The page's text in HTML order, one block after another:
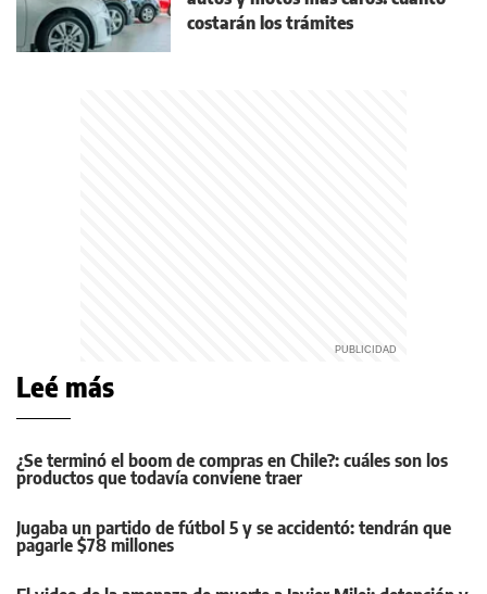
costarán los trámites
Leé más
¿Se terminó el boom de compras en Chile?: cuáles son los
productos que todavía conviene traer
Jugaba un partido de fútbol 5 y se accidentó: tendrán que
pagarle $78 millones